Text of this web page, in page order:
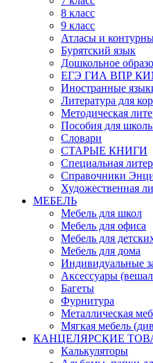
8 класс
9 класс
Атласы и
Бурятский язык
Дошкольное
ЕГЭ ГИА ВПР
Иностранные
Литература для
Методическая
Пособия для
Словари
СТАРЫЕ КНИГИ
Специальная
Справочники
Художественная
МЕБЕЛЬ
Мебель для школ
Мебель для офиса
Мебель для
Мебель для дома
Индивидуальные
Аксессуары
Багеты
Фурнитура
Металлическая
Мягкая мебель
КАНЦЕЛЯРСКИЕ
Калькуляторы